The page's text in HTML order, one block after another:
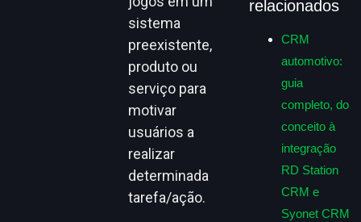
sistema
preexistente,
produto ou
serviço para
motivar
usuários a
realizar
determinada
tarefa/ação.
relacionados
CRM
automotivo:
guia
completo, do
conceito à
integração
RD Station
CRM e
Syonet CRM